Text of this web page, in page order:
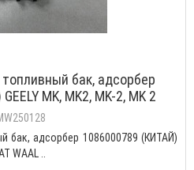
бак, адсорбер
MK, MK2, MK-2, MK 2
бак, адсорбер 1086000789 (КИТАЙ)
WAAL ..